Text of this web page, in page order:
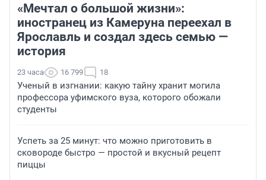
«Мечтал о большой жизни»:
иностранец из Камеруна переехал в
Ярославль и создал здесь семью —
история
23 часа 16 799 18
Ученый в изгнании: какую тайну хранит могила
профессора уфимского вуза, которого обожали
студенты
Успеть за 25 минут: что можно приготовить в
сковороде быстро — простой и вкусный рецепт
пиццы